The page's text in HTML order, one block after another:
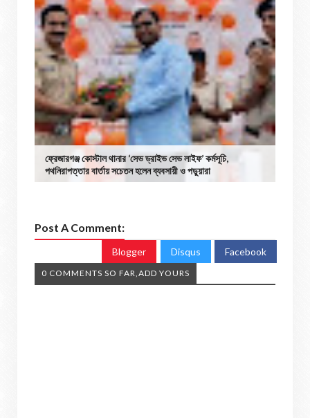
ফ্রেজারগঞ্জ কোস্টাল থানার ‘সেভ ড্রাইভ সেভ লাইফ’ কর্মসূচি,
পথনিরাপত্তার বার্তায় সচেতন হলেন ব্যবসায়ী ও পড়ুয়ারা
Post A Comment:
Blogger Disqus Facebook
0 COMMENTS SO FAR,ADD YOURS